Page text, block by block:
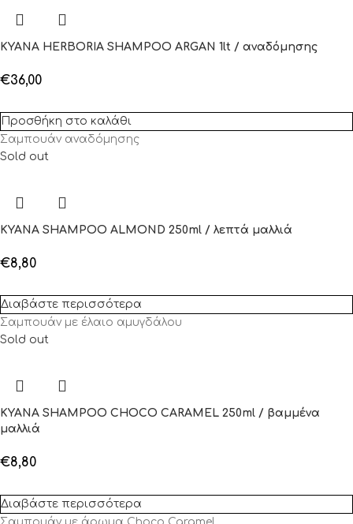
KYANA HERBORIA SHAMPOO ARGAN 1lt / αναδόμησης
€36,00
Προσθήκη στο καλάθι
Σαμπουάν αναδόμησης
Sold out
KYANA SHAMPOO ALMOND 250ml / λεπτά μαλλιά
€8,80
Διαβάστε περισσότερα
Σαμπουάν με έλαιο αμυγδάλου
Sold out
KYANA SHAMPOO CHOCO CARAMEL 250ml / βαμμένα
μαλλιά
€8,80
Διαβάστε περισσότερα